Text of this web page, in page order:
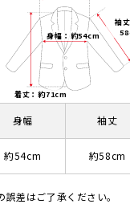
身幅：約54cm
袖
着丈：約71cm
身幅
約54cm
袖丈
約58cm
差はご了承ください。